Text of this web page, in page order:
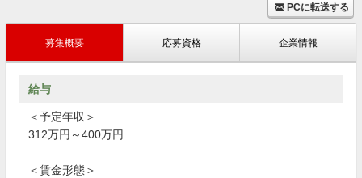
PCに転送する
募集概要 応募資格 企業情報
給与
＜予定年収＞
312万円～400万円
＜賃金形態＞